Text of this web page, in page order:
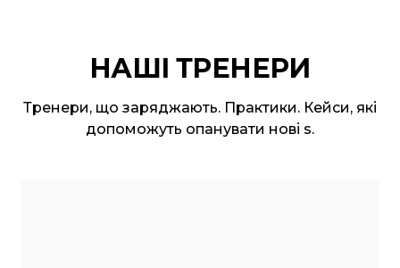
НАШІ ТРЕНЕРИ
Тренери, що заряджають. Практики. Кейси, які
допоможуть опанувати нові s.